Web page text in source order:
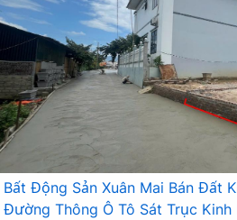
Bất Động Sản Xuân Mai Bán Đất
Đường Thông Ô Tô Sát Trục Kinh